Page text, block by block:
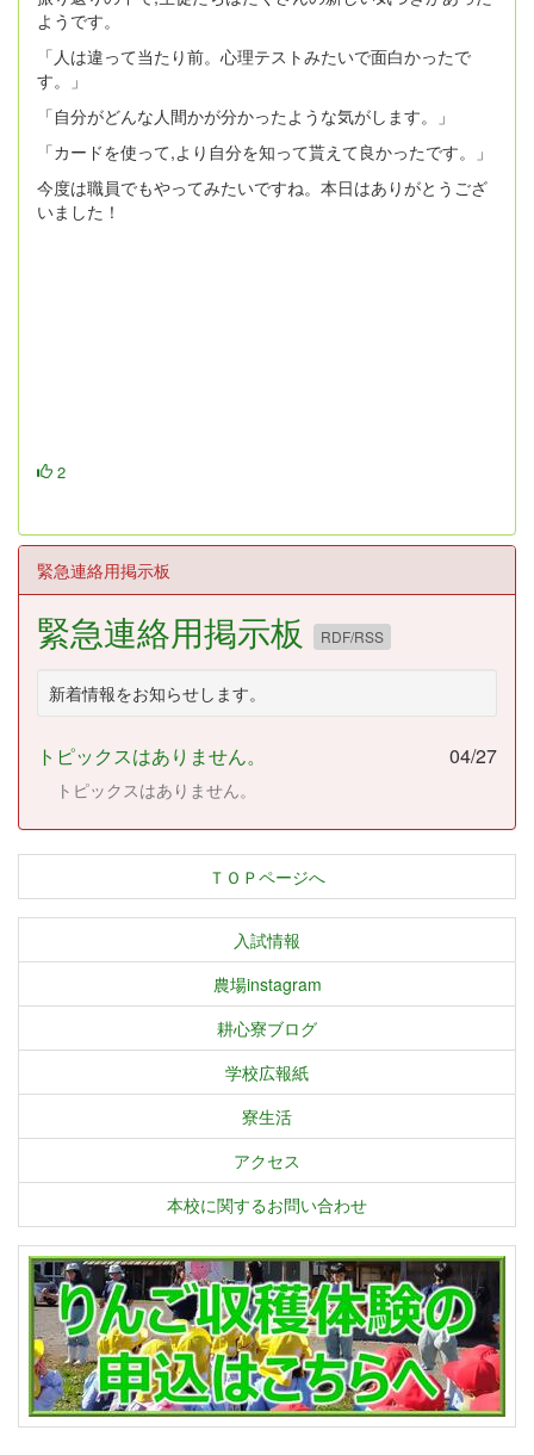
振り返りの中で,生徒たちはたくさんの新しい気づきがあった
ようです。
「人は違って当たり前。心理テストみたいで面白かったで
す。」
「自分がどんな人間かが分かったような気がします。」
「カードを使って,より自分を知って貰えて良かったです。」
今度は職員でもやってみたいですね。本日はありがとうござ
いました！
緊急連絡用掲示板
緊急連絡用掲示板 RDF/RSS
新着情報をお知らせします。
トピックスはありません。 04/27
トピックスはありません。
ＴＯＰページへ
入試情報
農場instagram
耕心寮ブログ
学校広報紙
寮生活
アクセス
本校に関するお問い合わせ